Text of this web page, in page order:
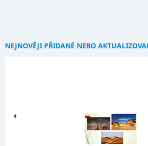
NEJNOVĚJI PŘIDANÉ NEBO